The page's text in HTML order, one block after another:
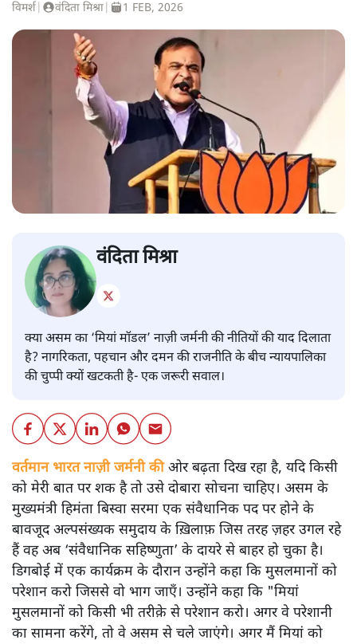
विमर्श वंदिता मिश्रा 1 FEB, 2026
वंदिता मिश्रा
क्या असम का ‘मियां मॉडल’ नाज़ी जर्मनी की नीतियों की याद दिलाता
है? नागरिकता, पहचान और दमन की राजनीति के बीच न्यायपालिका
की चुप्पी क्यों खटकती है- एक जरूरी सवाल।
वर्तमान भारत नाज़ी जर्मनी कीओर बढ़ता दिख रहा है, यदि किसी
को मेरी बात पर शक है तो उसे दोबारा सोचना चाहिए। असम के
मुख्यमंत्री हिमंता बिस्वा सरमा एक संवैधानिक पद पर होने के
बावजूद अल्पसंख्यक समुदाय के ख़िलाफ़ जिस तरह ज़हर उगल रहे
हैं वह अब ‘संवैधानिक सहिष्णुता’ के दायरे से बाहर हो चुका है।
डिगबोई में एक कार्यक्रम के दौरान उन्होंने कहा कि मुसलमानों को
परेशान करो जिससे वो भाग जाएँ। उन्होंने कहा कि "मियां
मुसलमानों को किसी भी तरीक़े से परेशान करो। अगर वे परेशानी
का सामना करेंगे, तो वे असम से चले जाएंगे। अगर मैं मियां को